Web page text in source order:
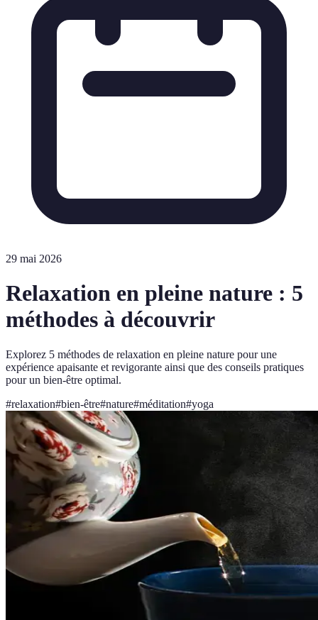
29 mai 2026
Relaxation en pleine nature : 5
méthodes à découvrir
Explorez 5 méthodes de relaxation en pleine nature pour une
expérience apaisante et revigorante ainsi que des conseils pratiques
pour un bien-être optimal.
#relaxation#bien-être#nature#méditation#yoga